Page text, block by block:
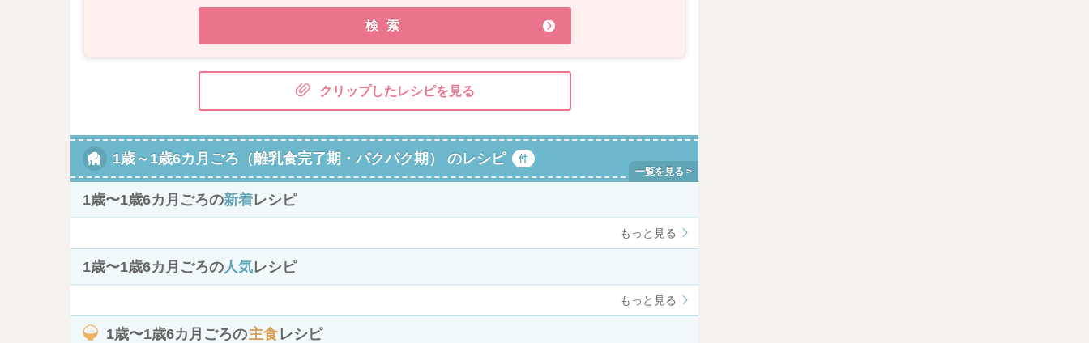
検索
クリップしたレシピを見る
1歳～1歳6カ月ごろ（離乳食完了期・パクパク期） のレシピ 件
1歳〜1歳6カ月ごろの新着レシピ
もっと見る
1歳〜1歳6カ月ごろの人気レシピ
もっと見る
1歳〜1歳6カ月ごろの主食レシピ